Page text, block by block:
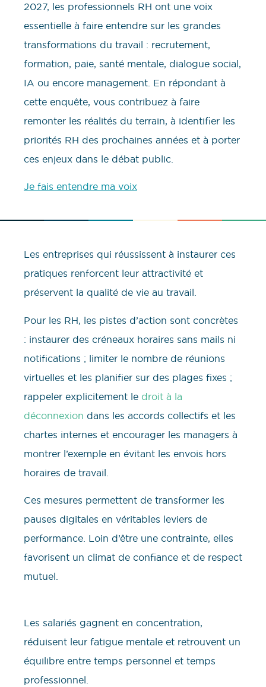
2027, les professionnels RH ont une voix
essentielle à faire entendre sur les grandes
transformations du travail : recrutement,
formation, paie, santé mentale, dialogue social,
IA ou encore management. En répondant à
cette enquête, vous contribuez à faire
remonter les réalités du terrain, à identifier les
priorités RH des prochaines années et à porter
ces enjeux dans le débat public.
Je fais entendre ma voix
Les entreprises qui réussissent à instaurer ces
pratiques renforcent leur attractivité et
préservent la qualité de vie au travail.
Pour les RH, les pistes d’action sont concrètes
: instaurer des créneaux horaires sans mails ni
notifications ; limiter le nombre de réunions
virtuelles et les planifier sur des plages fixes ;
rappeler explicitement le droit à la
déconnexion dans les accords collectifs et les
chartes internes et encourager les managers à
montrer l’exemple en évitant les envois hors
horaires de travail.
Ces mesures permettent de transformer les
pauses digitales en véritables leviers de
performance. Loin d’être une contrainte, elles
favorisent un climat de confiance et de respect
mutuel.
Les salariés gagnent en concentration,
réduisent leur fatigue mentale et retrouvent un
équilibre entre temps personnel et temps
professionnel.